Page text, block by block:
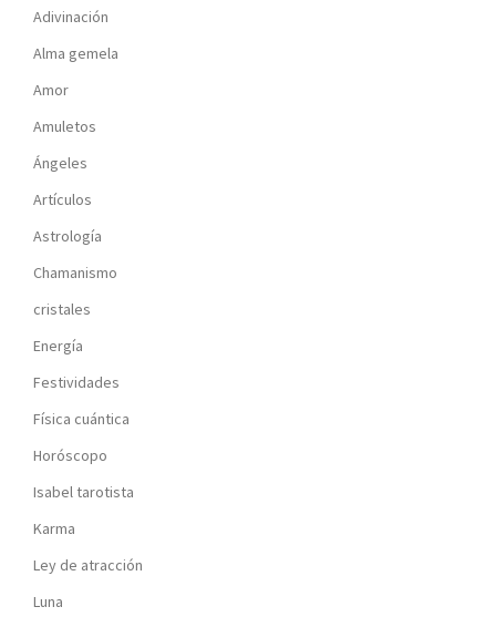
Adivinación
Alma gemela
Amor
Amuletos
Ángeles
Artículos
Astrología
Chamanismo
cristales
Energía
Festividades
Física cuántica
Horóscopo
Isabel tarotista
Karma
Ley de atracción
Luna